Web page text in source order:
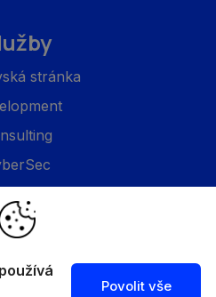
stránka
O nás
Povolit vše